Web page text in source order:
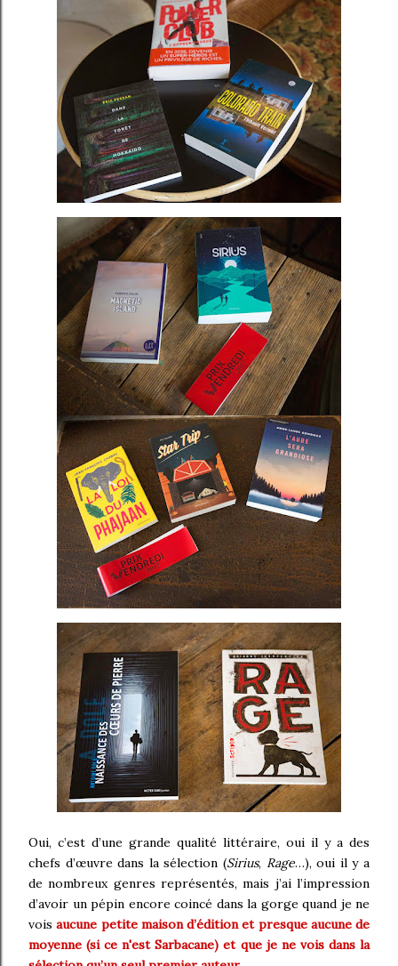
Oui, c’est d’une grande qualité littéraire, oui il y a des
chefs d’œuvre dans la sélection (Sirius, Rage…), oui il y a
de nombreux genres représentés, mais j’ai l’impression
d’avoir un pépin encore coincé dans la gorge quand je ne
voisaucune petite maison d’édition et presque aucune de
moyenne (si ce n'est Sarbacane) et que je ne vois dans la